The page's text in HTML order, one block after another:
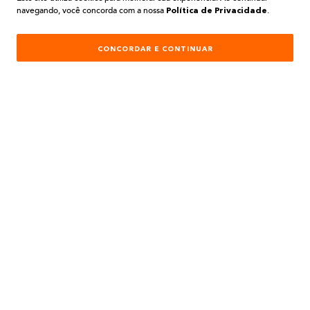
navegando, você concorda com a nossa Política de Privacidade.
CONCORDAR E CONTINUAR